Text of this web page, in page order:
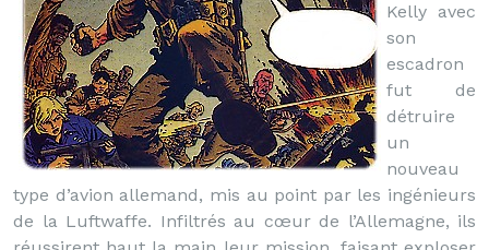
Kelly avec
son
escadron
fut de
détruire
un
nouveau
type d’avion allemand, mis au point par les ingénieurs
de la Luftwaffe. Infiltrés au cœur de l’Allemagne, ils